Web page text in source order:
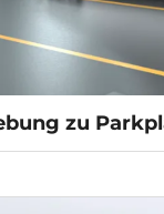
zu